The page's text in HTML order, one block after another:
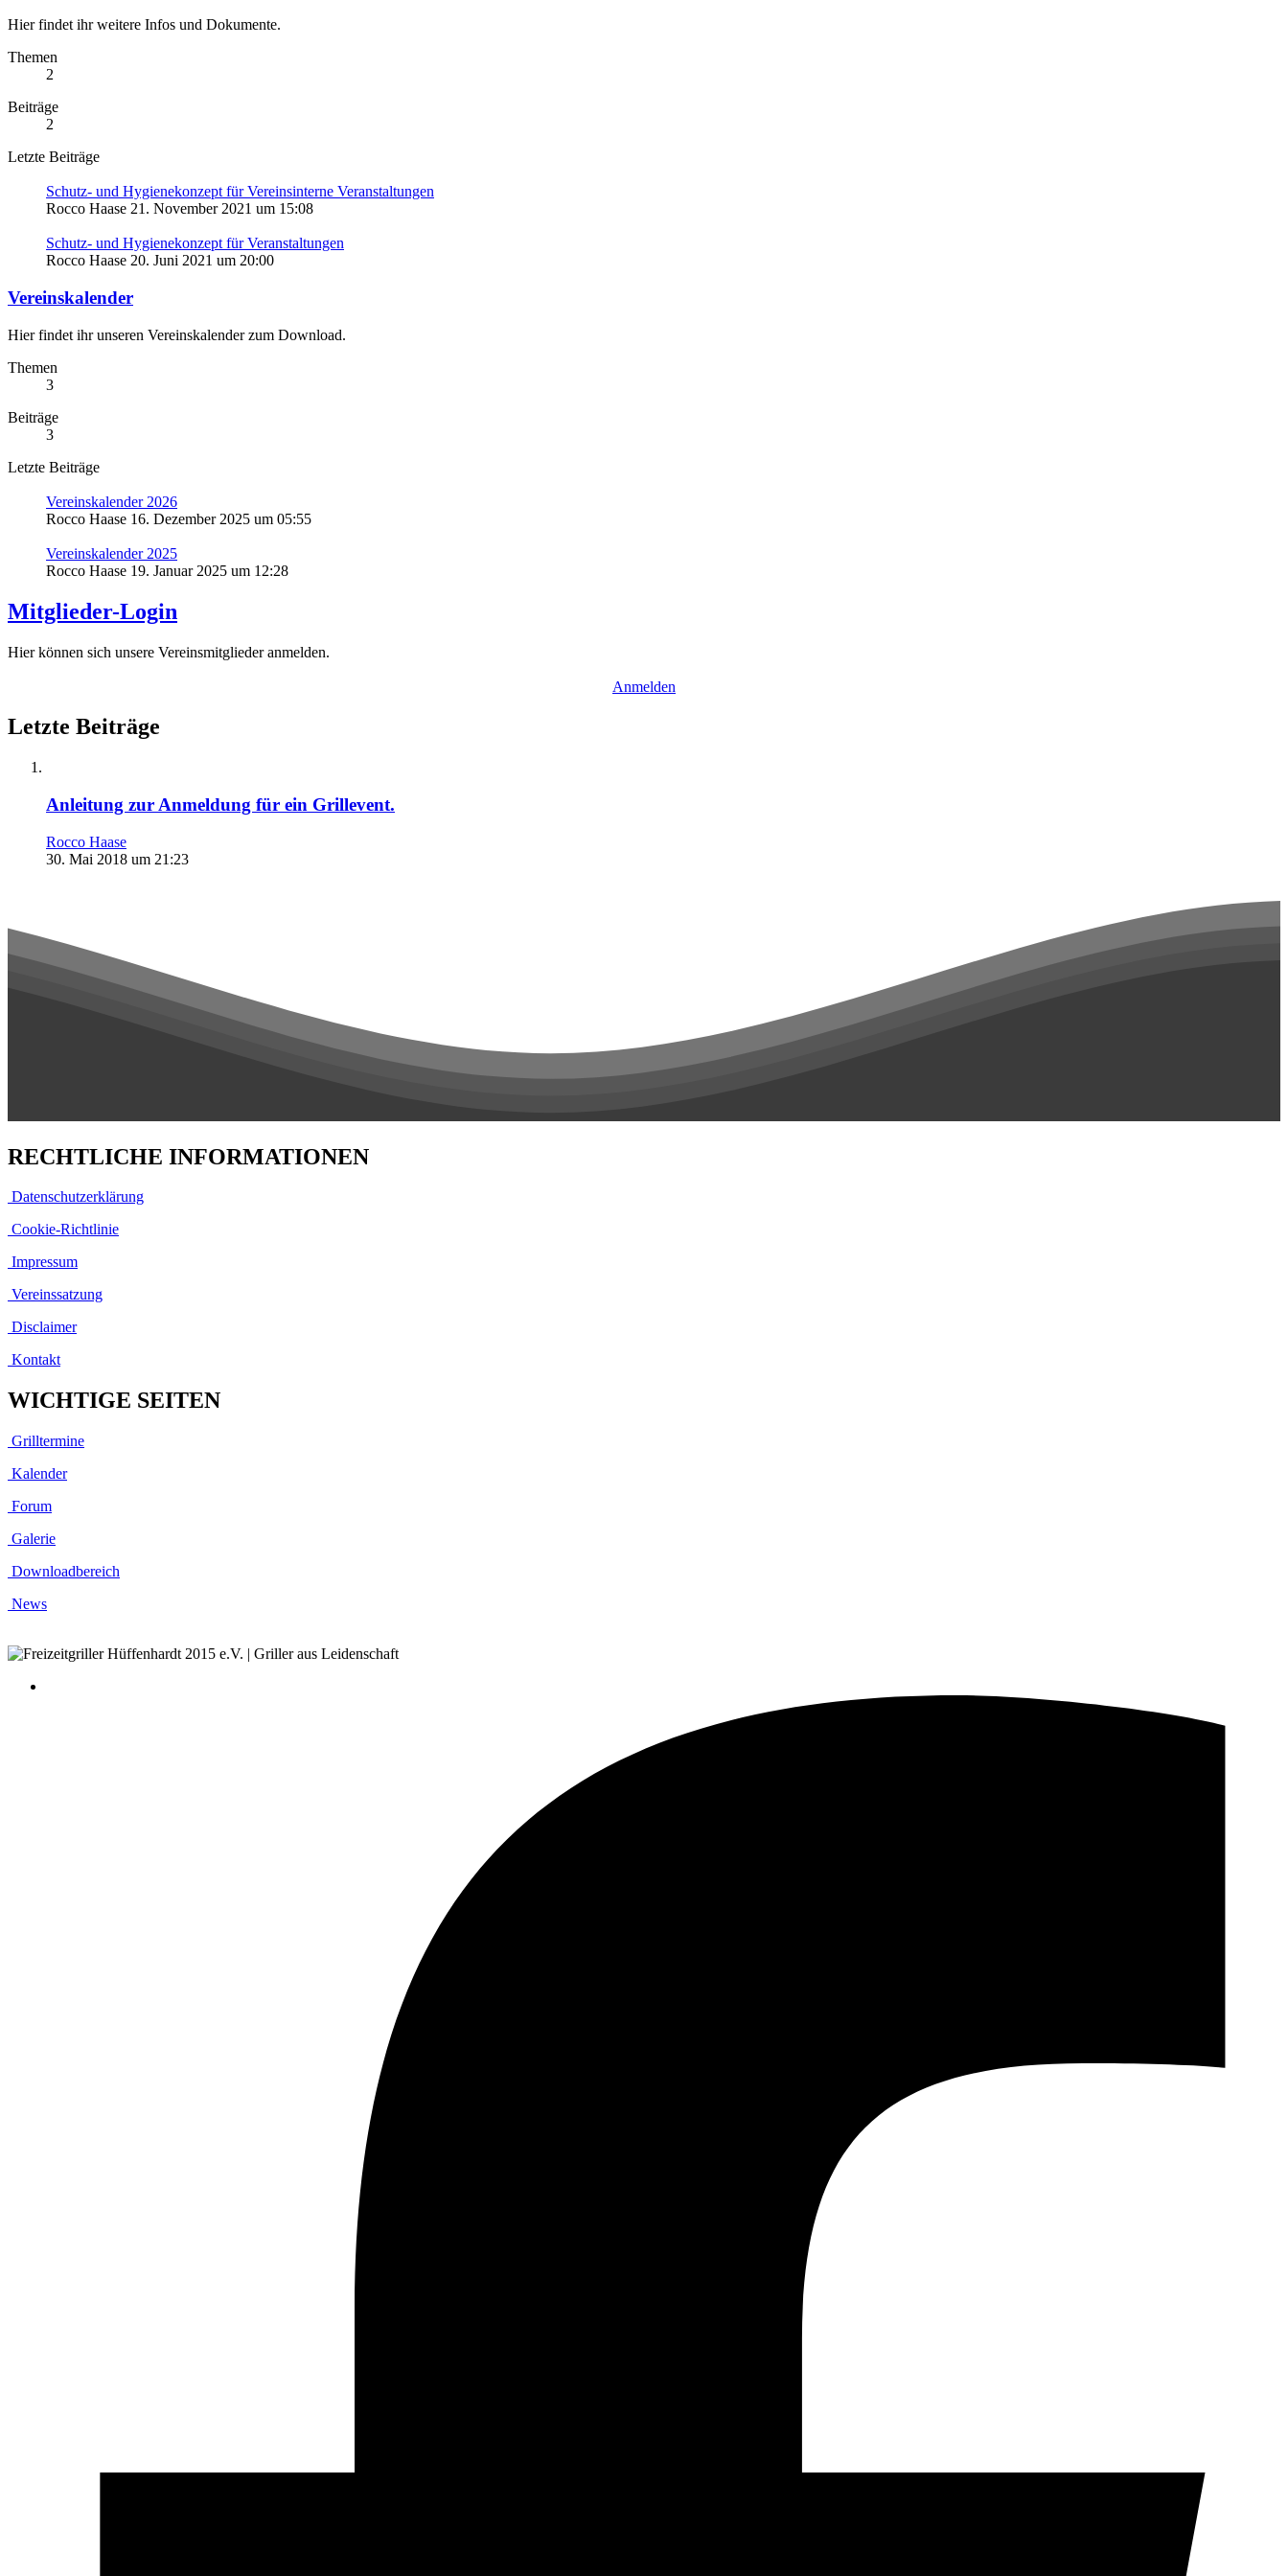
Hier findet ihr weitere Infos und Dokumente.
Themen
2
Beiträge
2
Letzte Beiträge
Schutz- und Hygienekonzept für Vereinsinterne Veranstaltungen
Rocco Haase 21. November 2021 um 15:08
Schutz- und Hygienekonzept für Veranstaltungen
Rocco Haase 20. Juni 2021 um 20:00
Vereinskalender
Hier findet ihr unseren Vereinskalender zum Download.
Themen
3
Beiträge
3
Letzte Beiträge
Vereinskalender 2026
Rocco Haase 16. Dezember 2025 um 05:55
Vereinskalender 2025
Rocco Haase 19. Januar 2025 um 12:28
Mitglieder-Login
Hier können sich unsere Vereinsmitglieder anmelden.
Anmelden
Letzte Beiträge
Anleitung zur Anmeldung für ein Grillevent.
Rocco Haase
30. Mai 2018 um 21:23
RECHTLICHE INFORMATIONEN
Datenschutzerklärung
Cookie-Richtlinie
Impressum
Vereinssatzung
Disclaimer
Kontakt
WICHTIGE SEITEN
Grilltermine
Kalender
Forum
Galerie
Downloadbereich
News